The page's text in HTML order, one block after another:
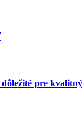
pre